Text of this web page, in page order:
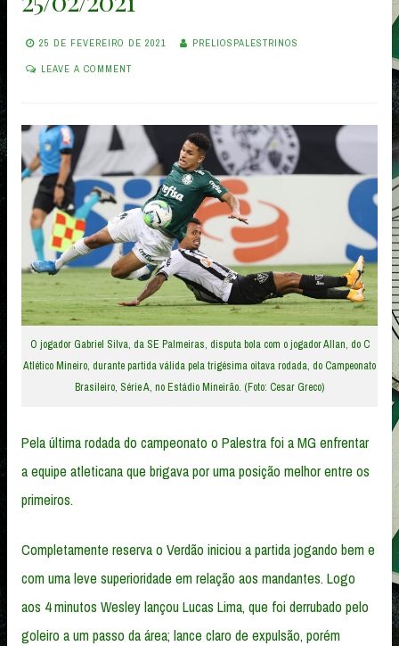
25 DE FEVEREIRO DE 2021 PRELIOSPALESTRINOS
LEAVE A COMMENT
O jogador Gabriel Silva, da SE Palmeiras, disputa bola com o jogador Allan, do C
Atlético Mineiro, durante partida válida pela trigésima oitava rodada, do Campeonato
Brasileiro, Série A, no Estádio Mineirão. (Foto: Cesar Greco)
Pela última rodada do campeonato o Palestra foi a MG enfrentar
a equipe atleticana que brigava por uma posição melhor entre os
primeiros.
Completamente reserva o Verdão iniciou a partida jogando bem e
com uma leve superioridade em relação aos mandantes. Logo
aos 4 minutos Wesley lançou Lucas Lima, que foi derrubado pelo
goleiro a um passo da área; lance claro de expulsão, porém